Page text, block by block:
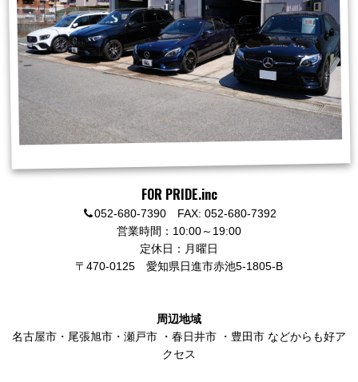
FOR PRIDE.inc
052-680-7390 FAX: 052-680-7392
営業時間：10:00～19:00
定休日：月曜日
〒470-0125 愛知県日進市赤池5-1805-B
周辺地域
名古屋市 ・ 尾張旭市 ・ 瀬戸市 ・ 春日井市 ・ 豊田市 などからも好ア
クセス